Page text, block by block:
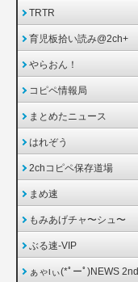
TRTR
育児板拾い読み@2ch+
やらおん！
コピペ情報局
まとめたニュース
はれぞう
2chコピペ保存道場
まめ速
もみあげチャ〜シュ〜
ぶる速-VIP
ぁゃιぃ(*ﾟーﾟ)NEWS 2nd